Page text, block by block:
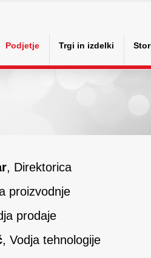
Podjetje Trgi in izdelki
, Direktorica
proizvodnje
prodaje
, Vodja tehnologije